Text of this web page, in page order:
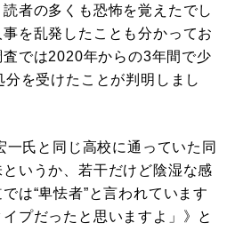
者の多くも恐怖を覚えたでし
を乱発したことも分かってお
では2020年からの3年間で少
を受けたことが判明しまし
氏と同じ高校に通っていた同
いうか、若干だけど陰湿な感
は“卑怯者”と言われています
プだったと思いますよ」》と